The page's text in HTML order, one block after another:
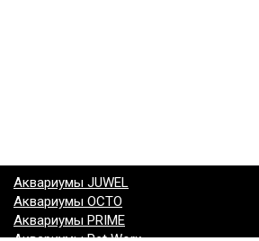
Аквариумы JUWEL
Аквариумы OCTO
Аквариумы PRIME